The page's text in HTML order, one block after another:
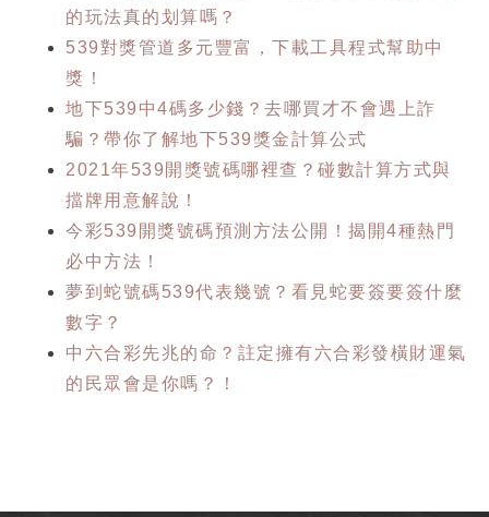
的玩法真的划算嗎？
539對獎管道多元豐富，下載工具程式幫助中
獎！
地下539中4碼多少錢？去哪買才不會遇上詐
騙？帶你了解地下539獎金計算公式
2021年539開獎號碼哪裡查？碰數計算方式與
擋牌用意解說！
今彩539開獎號碼預測方法公開！揭開4種熱門
必中方法！
夢到蛇號碼539代表幾號？看見蛇要簽要簽什麼
數字？
中六合彩先兆的命？註定擁有六合彩發橫財運氣
的民眾會是你嗎？！